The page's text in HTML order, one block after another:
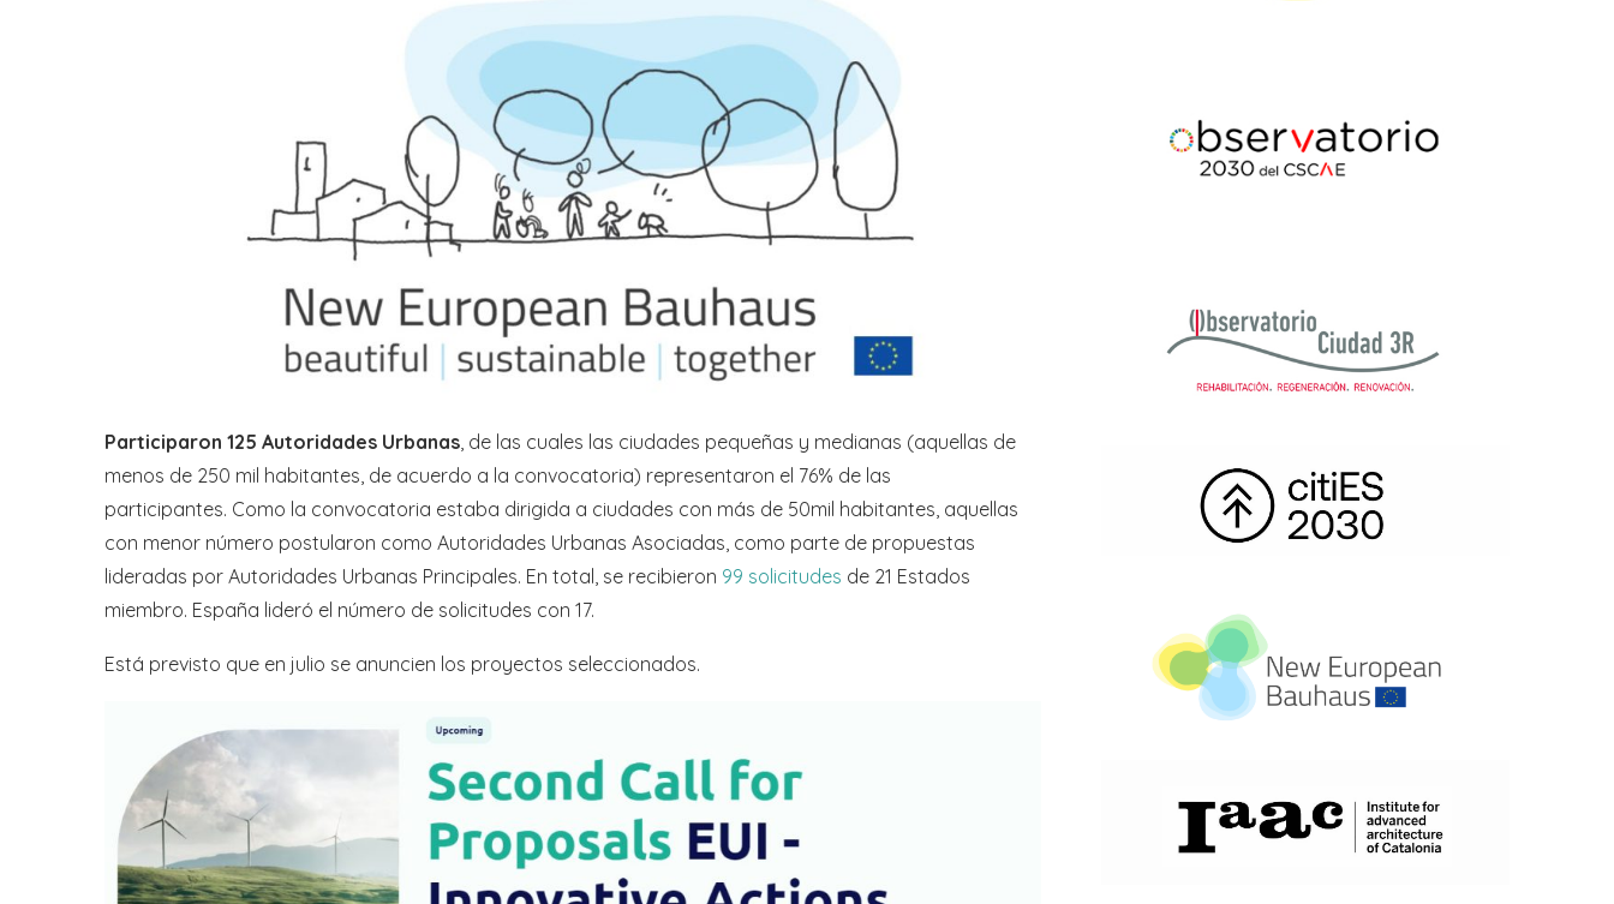
Participaron 125 Autoridades Urbanas, de las cuales las ciudades pequeñas y medianas (aquellas de
menos de 250 mil habitantes, de acuerdo a la convocatoria) representaron el 76% de las
participantes. Como la convocatoria estaba dirigida a ciudades con más de 50mil habitantes, aquellas
con menor número postularon como Autoridades Urbanas Asociadas, como parte de propuestas
lideradas por Autoridades Urbanas Principales. En total, se recibieron 99 solicitudes de 21 Estados
miembro. España lideró el número de solicitudes con 17.
Está previsto que en julio se anuncien los proyectos seleccionados.